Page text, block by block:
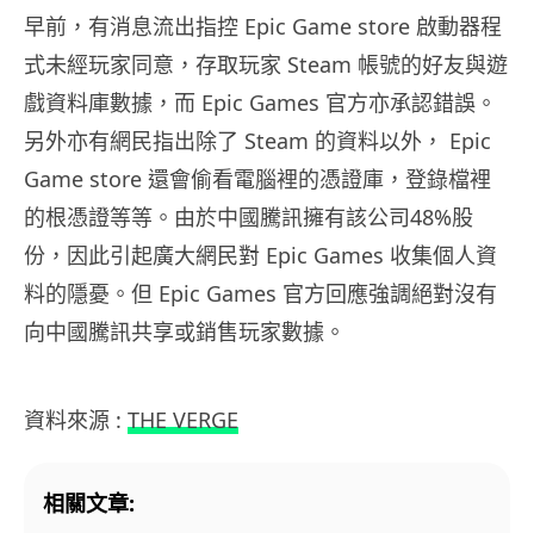
早前，有消息流出指控 Epic Game store 啟動器程
式未經玩家同意，存取玩家 Steam 帳號的好友與遊
戲資料庫數據，而 Epic Games 官方亦承認錯誤。
另外亦有網民指出除了 Steam 的資料以外， Epic
Game store 還會偷看電腦裡的憑證庫，登錄檔裡
的根憑證等等。由於中國騰訊擁有該公司48%股
份，因此引起廣大網民對 Epic Games 收集個人資
料的隱憂。但 Epic Games 官方回應強調絕對沒有
向中國騰訊共享或銷售玩家數據。
資料來源 : THE VERGE
相關文章: